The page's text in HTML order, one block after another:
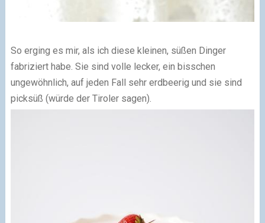
So erging es mir, als ich diese kleinen, süßen Dinger
fabriziert habe. Sie sind volle lecker, ein bisschen
ungewöhnlich, auf jeden Fall sehr erdbeerig und sie sind
picksüß (würde der Tiroler sagen).